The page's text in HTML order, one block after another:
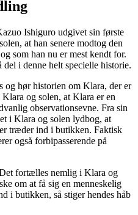
Ishiguro udgivet sin første
at han senere modtog den
som han nu er mest kendt for.
i denne helt specielle historie.
hør historien om Klara, der er
og solen, at Klara er en
observationsevne. Fra sin
i Klara og solen lydbog, at
træder ind i butikken. Faktisk
også forbipasserende på
fortælles nemlig i Klara og
om at få sig en menneskelig
i butikken, så stiger hendes håb